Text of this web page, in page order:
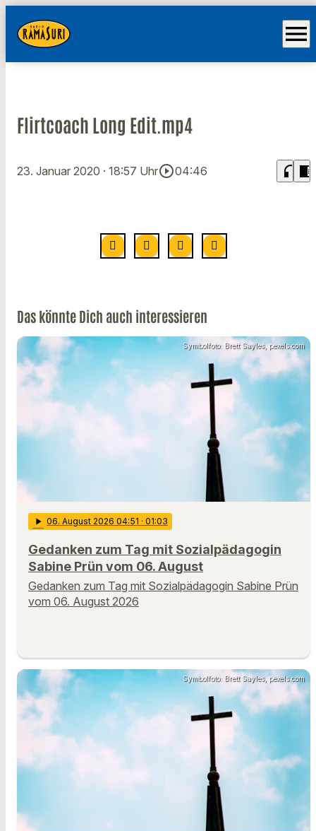
menu
Flirtcoach Long Edit.mp4
23. Januar 2020 · 18:57 Uhrplay_circle_outline04:46 headphones chrome_reader_mode
Das könnte Dich auch interessieren
Symbolfoto: Brett Sayles, pexels.com
play_arrow 06. August 2026 04:51 · 01:03
Gedanken zum Tag mit Sozialpädagogin
Sabine Prün vom 06. August
Gedanken zum Tag mit Sozialpädagogin Sabine Prün
vom 06. August 2026
Symbolfoto: Brett Sayles, pexels.com